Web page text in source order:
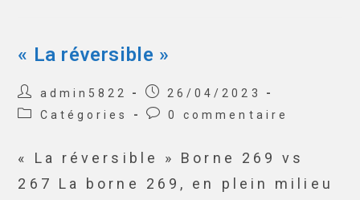
« La réversible »
admin5822
26/04/2023
Catégories
0 commentaire
« La réversible » Borne 269 vs
267 La borne 269, en plein milieu